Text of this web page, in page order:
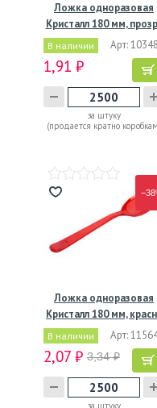
Ложка одноразовая
Кристалл 180 мм,
В наличии Арт:
1,91 ₽
за штуку
(продается кратно
Ложка одноразовая
Кристалл 180 мм,
В наличии Арт:
2,07 ₽ 3,34 ₽
за штуку